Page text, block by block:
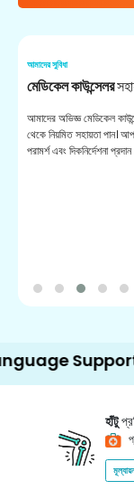
আমাদের সুবিধা
মেডিকেল কাউন্সেলর
আমাদের অভিজ্ঞ মেডিকেল
থেকে নিয়মিত সহায়তা পান।
পরামর্শ এবং দিকনির্দেশনা
Support
হাঁটু